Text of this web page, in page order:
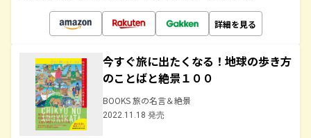
詳細を見る
今すぐ旅に出たくなる！地球の歩き方
のことばと絶景１００
BOOKS 旅の名言＆絶景
2022.11.18 発売